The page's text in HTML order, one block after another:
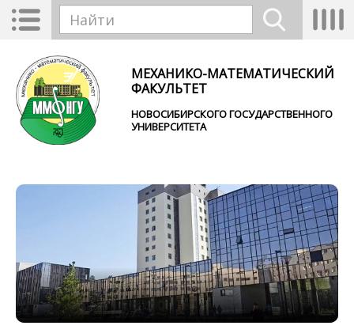
Перейти к основному содержанию
Toggle
navigation
Форма поиска
МЕХАНИКО-МАТЕМАТИЧЕСКИЙ
ФАКУЛЬТЕТ
НОВОСИБИРСКОГО ГОСУДАРСТВЕННОГО
УНИВЕРСИТЕТА